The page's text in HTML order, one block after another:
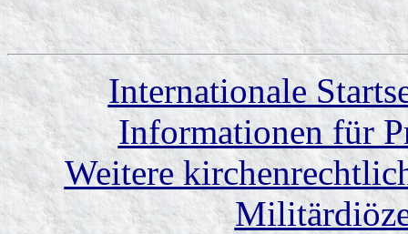
Internationale
Informationen für
Weitere